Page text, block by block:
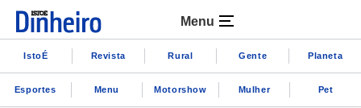
Menu
IstoÉ Revista Rural Gente Planeta
Esportes Menu Motorshow Mulher Pet